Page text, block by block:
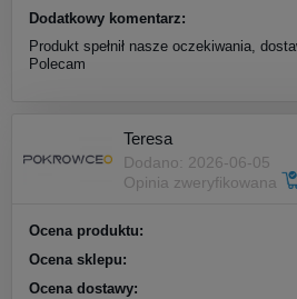
Dodatkowy komentarz:
Produkt spełnił nasze oczekiwania,
Polecam
Teresa
Dodano: 2026-06-05
Opinia zweryfikowana
Ocena produktu:
Ocena sklepu:
Ocena dostawy: